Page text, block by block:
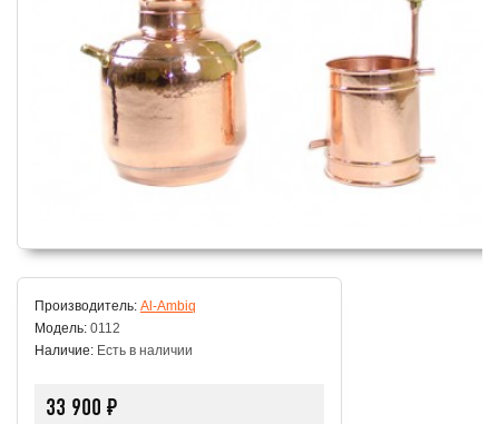
Производитель: Al-Ambiq
Модель: 0112
Наличие: Есть в наличии
33 900 ₽